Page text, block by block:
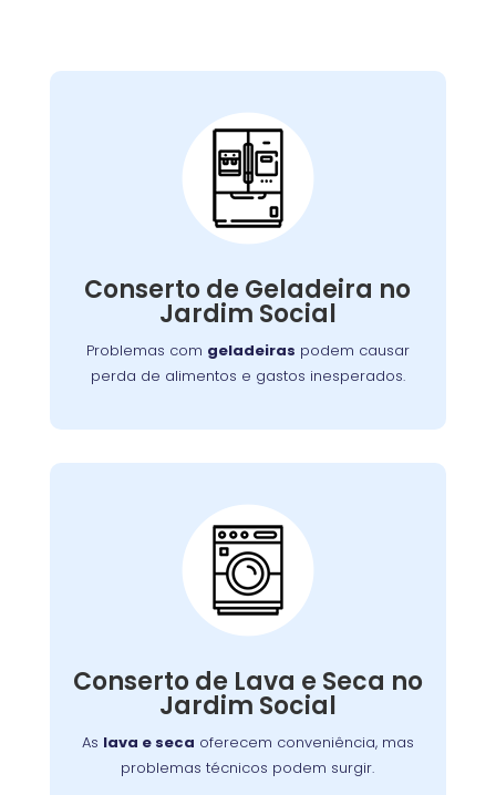
Conserto de Geladeira no
Jardim Social
Problemas com geladeiras podem causar
perda de alimentos e gastos inesperados.
Conserto de
Galadeira:
Nossos especialistas estão prontos para
ou componentes elétricos, garantindo a
conservação adequada dos alimentos.
Conserto de Lava e Seca no
Jardim Social
As lava e seca oferecem conveniência, mas
problemas técnicos podem surgir.
Conserto de Lava e
Seca:
Nossa equipe está preparada para resolver
tenha roupas limpas e secas sem
complicações.